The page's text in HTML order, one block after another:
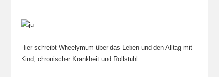
Hier schreibt Wheelymum über das Leben und den Alltag mit
Kind, chronischer Krankheit und Rollstuhl.